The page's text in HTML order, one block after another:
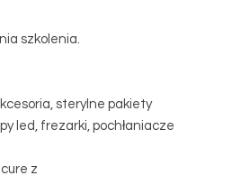
szkolenia.
sterylne pakiety
led, frezarki, pochłaniacze
z